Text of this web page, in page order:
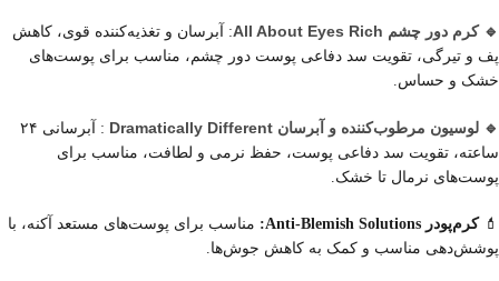
🔹 کرم دور چشم All About Eyes Rich
: آبرسان و تغذیه‌کننده قوی، کاهش
پف و تیرگی، تقویت سد دفاعی پوست دور چشم، مناسب برای پوست‌های
خشک و حساس.
🔹 لوسیون مرطوب‌کننده و آبرسان Dramatically Different
: آبرسانی ۲۴
ساعته، تقویت سد دفاعی پوست، حفظ نرمی و لطافت، مناسب برای
پوست‌های نرمال تا خشک.
💄کرم‌پودر Anti-Blemish Solutions:
مناسب برای پوست‌های مستعد آکنه، با
پوشش‌دهی مناسب و کمک به کاهش جوش‌ها.